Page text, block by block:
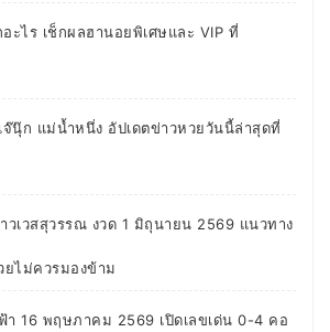
ะไร เช็กผลฮานอยพิเศษและ VIP ที่
เจ๊นุ๊ก แม่น้ำหนึ่ง อัปเดตข่าวหวยวันนี้ล่าสุดที่
วเวสสุวรรณ งวด 1 มิถุนายน 2569 แนวทาง
ยไม่ควรมองข้าม
ฟ้า 16 พฤษภาคม 2569 เปิดเลขเด่น 0-4 คอ